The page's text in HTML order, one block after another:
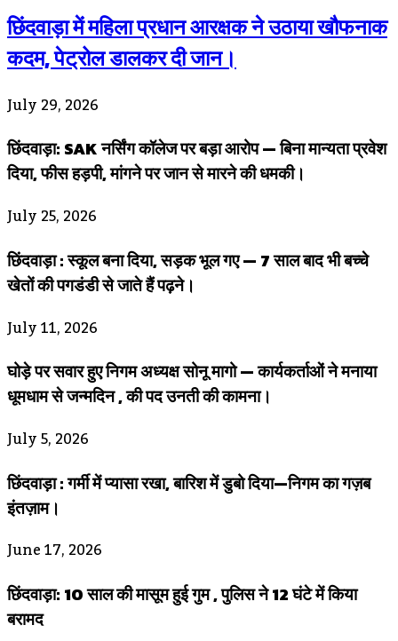
छिंदवाड़ा में महिला प्रधान आरक्षक ने उठाया खौफनाक
कदम, पेट्रोल डालकर दी जान।
July 29, 2026
छिंदवाड़ा: SAK नर्सिंग कॉलेज पर बड़ा आरोप — बिना मान्यता प्रवेश
दिया, फीस हड़पी, मांगने पर जान से मारने की धमकी।
July 25, 2026
छिंदवाड़ा : स्कूल बना दिया, सड़क भूल गए — 7 साल बाद भी बच्चे
खेतों की पगडंडी से जाते हैं पढ़ने।
July 11, 2026
घोड़े पर सवार हुए निगम अध्यक्ष सोनू मागो — कार्यकर्ताओं ने मनाया
धूमधाम से जन्मदिन , की पद उनती की कामना।
July 5, 2026
छिंदवाड़ा : गर्मी में प्यासा रखा, बारिश में डुबो दिया—निगम का गज़ब
इंतज़ाम।
June 17, 2026
छिंदवाड़ा: 10 साल की मासूम हुई गुम , पुलिस ने 12 घंटे में किया
बरामद